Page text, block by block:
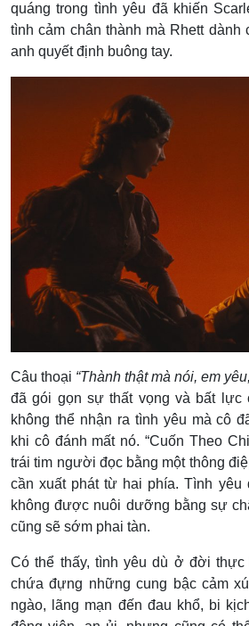
quáng trong tình yêu đã khiến
tình cảm chân thành mà Rhett dành
anh quyết định buông tay.
Câu thoại “Thành thật mà nói, em
đã gói gọn sự thất vọng và bất lực
không thể nhận ra tình yêu mà cô
khi cô đánh mất nó. “Cuốn Theo
trái tim người đọc bằng một thông
cần xuất phát từ hai phía. Tình yêu
không được nuôi dưỡng bằng sự
cũng sẽ sớm phai tàn.
Có thể thấy, tình yêu dù ở đời
chứa đựng những cung bậc cảm
ngào, lãng mạn đến đau khổ, bi